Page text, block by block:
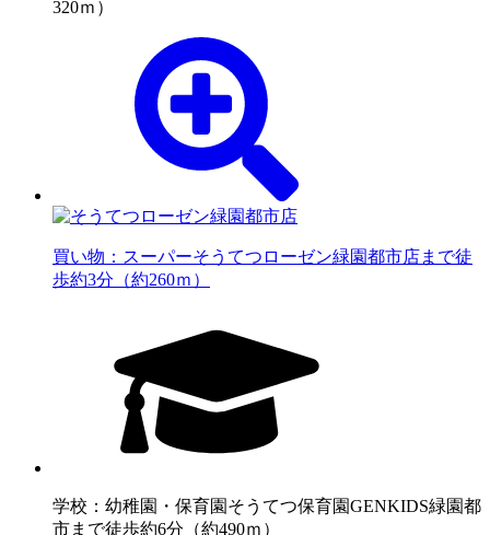
320ｍ）
買い物：スーパーそうてつローゼン緑園都市店まで徒
歩約3分（約260ｍ）
学校：幼稚園・保育園 そうてつ保育園GENKIDS緑園都
市まで徒歩約6分（約490ｍ）